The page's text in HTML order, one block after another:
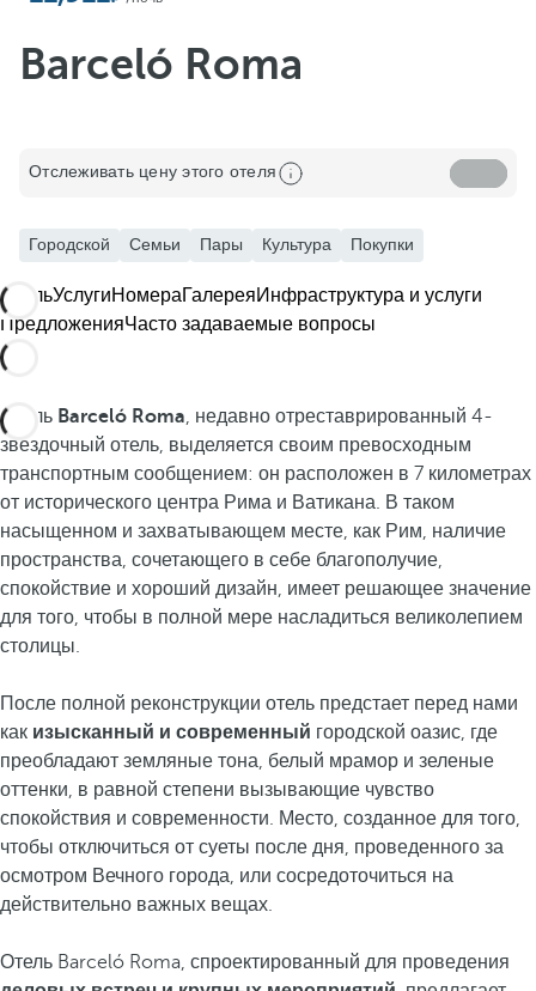
Barceló Roma
Отслеживать цену этого отеля
Городской Семьи Пары Культура Покупки
ОтельУслугиНомераГалереяИнфраструктура и услуги
ПредложенияЧасто задаваемые вопросы
Отель Barceló Roma, недавно отреставрированный 4-
звездочный отель, выделяется своим превосходным
транспортным сообщением: он расположен в 7 километрах
от исторического центра Рима и Ватикана. В таком
насыщенном и захватывающем месте, как Рим, наличие
пространства, сочетающего в себе благополучие,
спокойствие и хороший дизайн, имеет решающее значение
для того, чтобы в полной мере насладиться великолепием
столицы.
После полной реконструкции отель предстает перед нами
как изысканный и современный городской оазис, где
преобладают земляные тона, белый мрамор и зеленые
оттенки, в равной степени вызывающие чувство
спокойствия и современности. Место, созданное для того,
чтобы отключиться от суеты после дня, проведенного за
осмотром Вечного города, или сосредоточиться на
действительно важных вещах.
Отель Barceló Roma, спроектированный для проведения